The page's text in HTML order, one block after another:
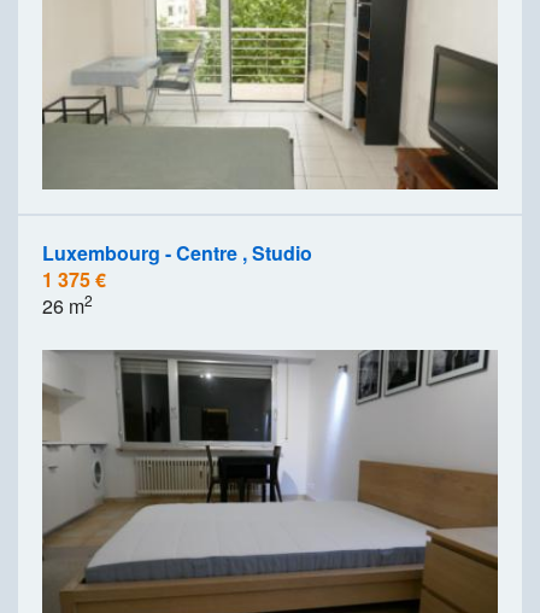
Luxembourg - Centre , Studio
1 375 €
26 m2